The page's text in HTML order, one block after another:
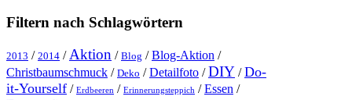
Filtern nach Schlagwörtern
2013 / 2014 / Aktion / Blog /Blog-Aktion /
Christbaumschmuck / Deko /Detailfoto /DIY /Do-
it-Yourself / Erdbeeren / Erinnerungsteppich /Essen /